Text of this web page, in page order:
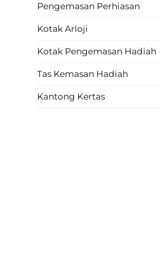
Pengemasan Perhiasan
Kotak Arloji
Kotak Pengemasan Hadiah
Tas Kemasan Hadiah
Kantong Kertas